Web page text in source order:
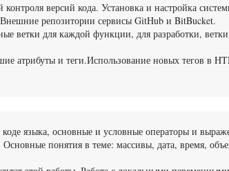
версий кода. Установка и настройка
репозитории сервисы GitHub и BitBucket.
ветки для каждой функции, для разработки,
атрибуты и теги.Использование новых тегов в
языка, основные и условные операторы и
понятия в теме: массивы, дата, время,